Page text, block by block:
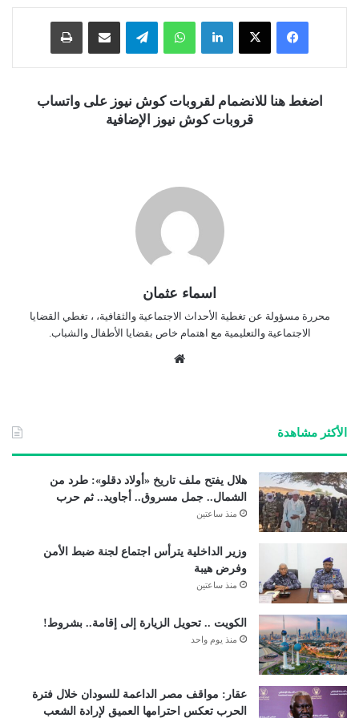
فيسبوك ‫X لينكدإن واتساب تيلقرام
اضغط هنا للانضمام لقروبات كوش نيوز على واتساب
قروبات كوش نيوز الإضافية
اسماء عثمان
محررة مسؤولة عن تغطية الأحداث الاجتماعية والثقافية، ، تغطي القضايا
الاجتماعية والتعليمية مع اهتمام خاص بقضايا الأطفال والشباب.
الأكثر مشاهدة
هلال يفتح ملف تاريخ «أولاد دقلو»: طرد من
الشمال.. جمل مسروق.. أجاويد.. ثم حرب
منذ ساعتين
وزير الداخلية يترأس اجتماع لجنة ضبط الأمن
وفرض هيبة
منذ ساعتين
الكويت .. تحويل الزيارة إلى إقامة.. بشروط!
منذ يوم واحد
عقار: مواقف مصر الداعمة للسودان خلال فترة
الحرب تعكس احترامها العميق لإرادة الشعب